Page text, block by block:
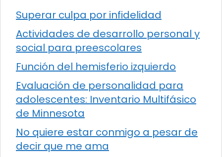
Superar culpa por infidelidad
Actividades de desarrollo personal y
social para preescolares
Función del hemisferio izquierdo
Evaluación de personalidad para
adolescentes: Inventario Multifásico
de Minnesota
No quiere estar conmigo a pesar de
decir que me ama